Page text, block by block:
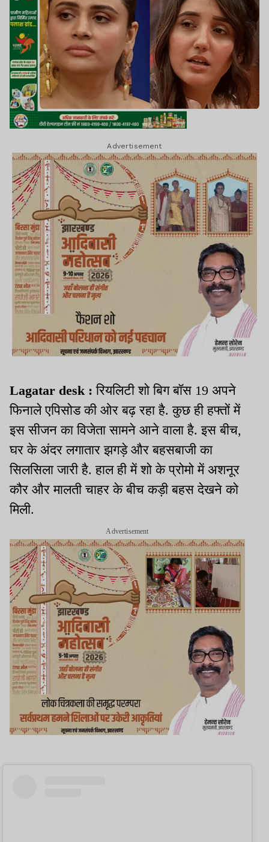
Advertisement
Lagatar desk : रियलिटी शो बिग बॉस 19 अपने
फिनाले एपिसोड की ओर बढ़ रहा है. कुछ ही हफ्तों में
इस सीजन का विजेता सामने आने वाला है. इस बीच,
घर के अंदर लगातार झगड़े और बहसबाजी का
सिलसिला जारी है. हाल ही में शो के प्रोमो में अशनूर
कौर और मालती चाहर के बीच कड़ी बहस देखने को
मिली.
Advertisement